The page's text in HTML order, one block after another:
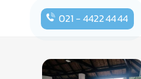
021 - 4422 44 44